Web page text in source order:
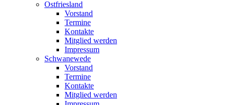
Ostfriesland
Vorstand
Termine
Kontakte
Mitglied werden
Impressum
Schwanewede
Vorstand
Termine
Kontakte
Mitglied werden